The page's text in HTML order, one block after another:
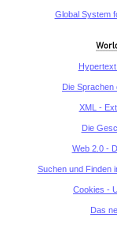
Global System
Die
XML -
Die
Web 2.0 -
Suchen und Finden
Cookies -
Das